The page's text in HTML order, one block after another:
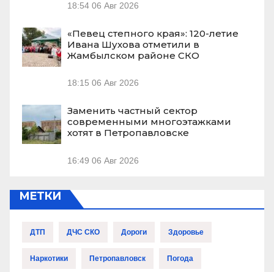
18:54 06 Авг 2026
«Певец степного края»: 120-летие
Ивана Шухова отметили в
Жамбылском районе СКО
18:15 06 Авг 2026
Заменить частный сектор
современными многоэтажками
хотят в Петропавловске
16:49 06 Авг 2026
МЕТКИ
ДТП ДЧС СКО Дороги Здоровье
Наркотики Петропавловск Погода